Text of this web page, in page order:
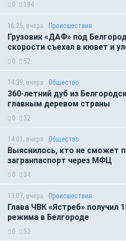
0 194
16:25, вчера Происшествия
Грузовик «ДАФ» под
скорости съехал в кювет и
0 52
14:39, вчера Общество
360-летний дуб из
главным деревом страны
0 52
14:01, вчера Общество
Выяснилось, кто не сможет
загранпаспорт через МФЦ
0 34
13:07, вчера Происшествия
Глава ЧВК «Ястреб» получил
режима в Белгороде
0 52